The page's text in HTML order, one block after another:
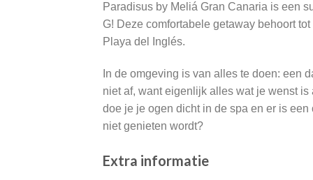
Paradisus by Meliá Gran Canaria is een
G! Deze comfortabele getaway behoort
Playa del Inglés.
In de omgeving is van alles te doen: een
niet af, want eigenlijk alles wat je wenst
doe je je ogen dicht in de spa en er is
niet genieten wordt?
Extra informatie